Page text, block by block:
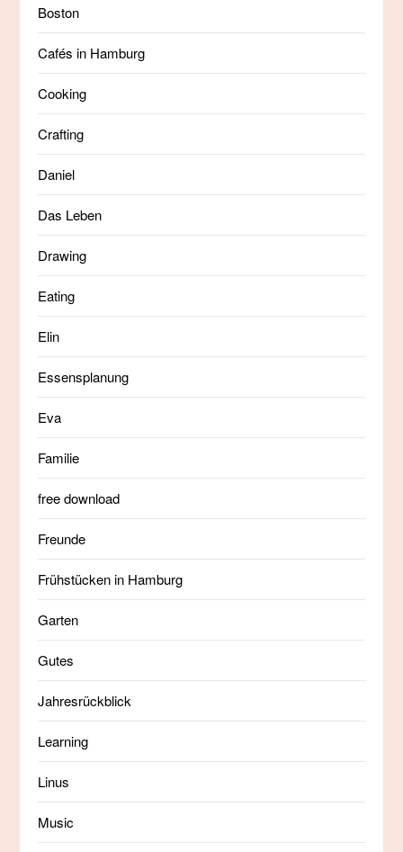
Boston
Cafés in Hamburg
Cooking
Crafting
Daniel
Das Leben
Drawing
Eating
Elin
Essensplanung
Eva
Familie
free download
Freunde
Frühstücken in Hamburg
Garten
Gutes
Jahresrückblick
Learning
Linus
Music